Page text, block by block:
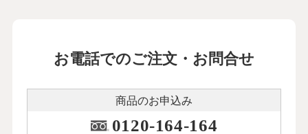
お電話でのご注文・お問合せ
商品のお申込み
0120-164-164